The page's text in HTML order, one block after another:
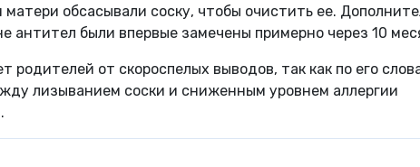
обсасывали соску, чтобы очистить ее.
антител были впервые замечены примерно через 10
родителей от скороспелых выводов, так как по его
лизыванием соски и сниженным уровнем аллергии